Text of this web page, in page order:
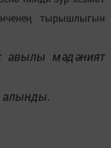
тырышлыгын
авылы мәдәният
алынды.